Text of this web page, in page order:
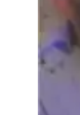
الـ16 من مسابقة